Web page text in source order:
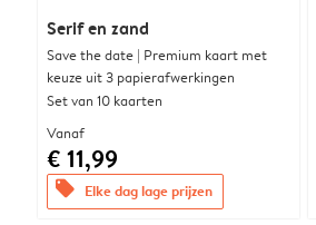
Serif en zand
Save the date | Premium kaart met
keuze uit 3 papierafwerkingen
Set van 10 kaarten
Vanaf
€ 11,99
offers Elke dag lage prijzen